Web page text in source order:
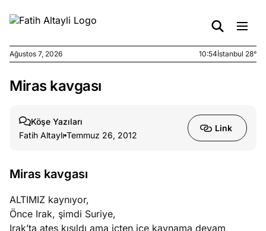
Ağustos
kirli
6, 2026
yasalar
Ağustos 7, 2026 10:54İstanbul 28°
Miras kavgası
Köşe Yazıları
Fatih Altaylı Temmuz 26, 2012
Link
Miras kavgası
ALTIMIZ kaynıyor,
Önce Irak, şimdi Suriye,
Irak’ta ateş kısıldı ama içten içe kaynama devam